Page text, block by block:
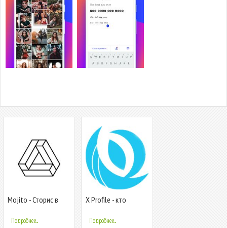
Mojito - Сторис в
бесплатно
Подробнее...
X Profile - кто
инстаграм
Подробнее...